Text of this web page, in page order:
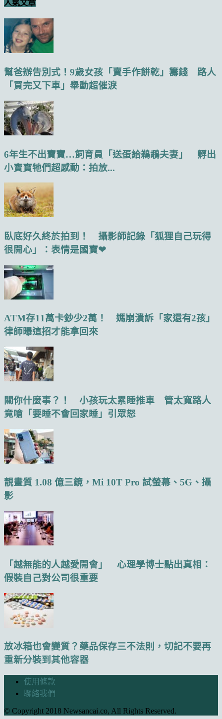
人氣文章
幫爸辦告別式！9歲女孩「賣手作餅乾」籌錢 路人
「買完又下車」舉動超催淚
6年生不出寶寶…飼育員「送蛋給鵜鶘夫妻」 孵出
小寶寶牠們超感動：拍放...
臥底好久終於拍到！ 攝影師記錄「狐狸自己玩得
很開心」：表情是國寶❤
ATM存11萬卡鈔少2萬！ 媽崩潰訴「家還有2孩」
律師曝這招才能拿回來
關你什麼事？！ 小孩玩太累睡推車 管太寬路人
竟嗆「要睡不會回家睡」引眾怒
靚畫質 1.08 億三鏡，Mi 10T Pro 試螢幕、5G、攝
影
「越無能的人越愛開會」 心理學博士點出真相：
假裝自己對公司很重要
放冰箱也會變質？藥品保存三不法則，切記不要再
重新分裝到其他容器
使用條款
聯絡我們
© Copyright 2018 Newsancai.co, All Rights Reserved.